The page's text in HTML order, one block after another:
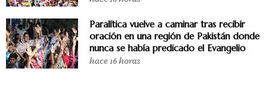
Paralítica vuelve a caminar tras recibir
oración en una región de Pakistán donde
nunca se había predicado el Evangelio
hace 16 horas